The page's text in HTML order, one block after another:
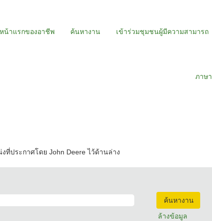
หน้าแรกของอาชีพ ค้นหางาน เข้าร่วมชุมชนผู้มีความสามารถ
ภาษา
ประกาศโดย John Deere ไว้ด้านล่าง
ล้างข้อมูล